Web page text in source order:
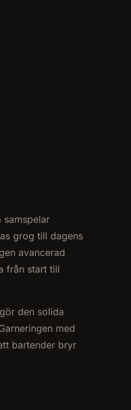
grog till dagens
avancerad
från start till
den solida
med
bartender bryr